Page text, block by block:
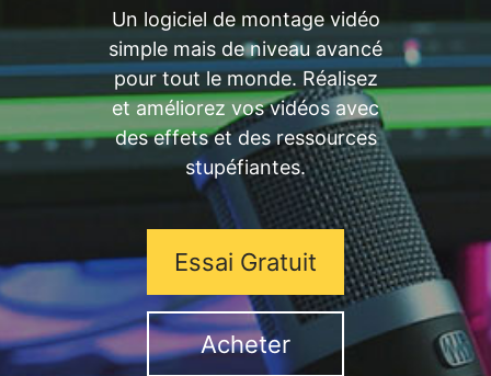
Un logiciel de montage vidéo
simple mais de niveau avancé
pour tout le monde. Réalisez
et améliorez vos vidéos avec
des effets et des ressources
stupéfiantes.
Essai Gratuit
Acheter